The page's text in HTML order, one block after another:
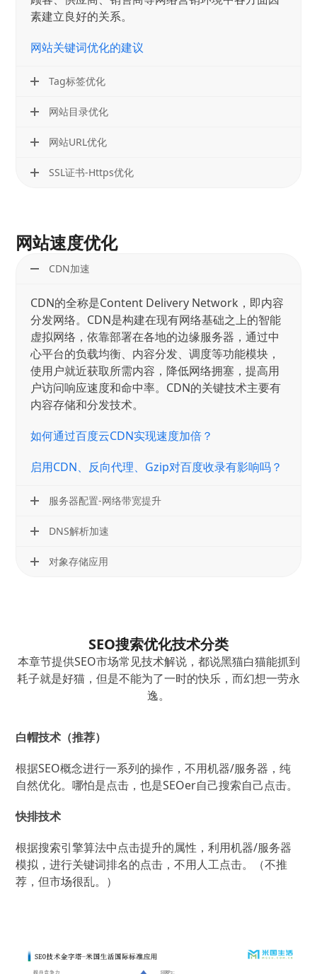
素建立良好的关系。
网站关键词优化的建议
Tag标签优化
网站目录优化
网站URL优化
SSL证书-Https优化
网站速度优化
CDN加速
CDN的全称是Content Delivery Network，即内容
分发网络。CDN是构建在现有网络基础之上的智能
虚拟网络，依靠部署在各地的边缘服务器，通过中
心平台的负载均衡、内容分发、调度等功能模块，
使用户就近获取所需内容，降低网络拥塞，提高用
户访问响应速度和命中率。CDN的关键技术主要有
内容存储和分发技术。
如何通过百度云CDN实现速度加倍？
启用CDN、反向代理、Gzip对百度收录有影响吗？
服务器配置-网络带宽提升
DNS解析加速
对象存储应用
SEO搜索优化技术分类
本章节提供SEO市场常见技术解说，都说黑猫白猫能抓到
耗子就是好猫，但是不能为了一时的快乐，而幻想一劳永
逸。
白帽技术（推荐）
根据SEO概念进行一系列的操作，不用机器/服务器，纯
自然优化。哪怕是点击，也是SEOer自己搜索自己点击。
快排技术
根据搜索引擎算法中点击提升的属性，利用机器/服务器
模拟，进行关键词排名的点击，不用人工点击。（不推
荐，但市场很乱。）